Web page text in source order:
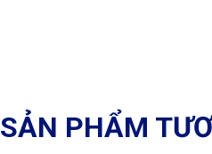
SẢN PHẨM